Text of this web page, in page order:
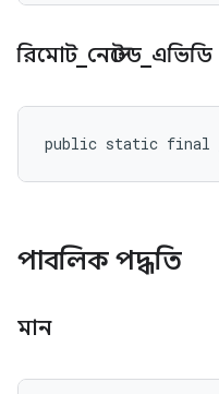
রিমোট_ নেস্টেড_ এভিডি
public static final
পাবলিক পদ্ধতি
মান